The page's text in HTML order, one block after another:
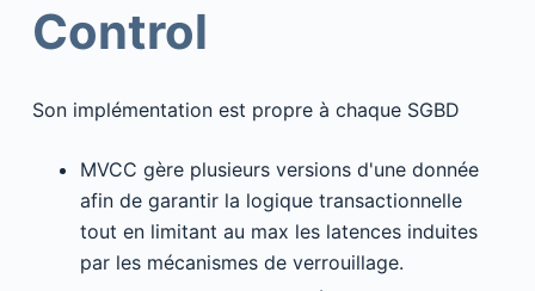
Control
Son implémentation est propre à chaque SGBD
MVCC gère plusieurs versions d'une donnée
afin de garantir la logique transactionnelle
tout en limitant au max les latences induites
par les mécanismes de verrouillage.